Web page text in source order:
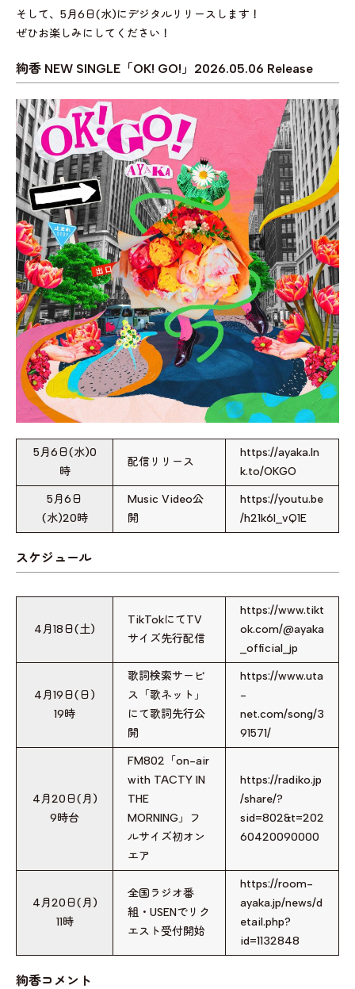
そして、5月6日(水)にデジタルリリースします！
ぜひお楽しみにしてください！
絢香 NEW SINGLE「OK! GO!」2026.05.06 Release
5月6日(水)0
時
配信リリース
https://ayaka.ln
k.to/OKGO
5月6日
(水)20時
Music Video公
開
https://youtu.be
/h21k6I_vQ1E
スケジュール
4月18日(土)
TikTokにてTV
サイズ先行配信
https://www.tikt
ok.com/@ayaka
_official_jp
4月19日(日)
19時
歌詞検索サービ
ス「歌ネット」
にて歌詞先行公
開
https://www.uta
-
net.com/song/3
91571/
4月20日(月)
9時台
FM802「on-air
with TACTY IN
THE
MORNING」フ
ルサイズ初オン
エア
https://radiko.jp
/share/?
sid=802&t=202
60420090000
4月20日(月)
11時
全国ラジオ番
組・USENでリク
エスト受付開始
https://room-
ayaka.jp/news/d
etail.php?
id=1132848
絢香コメント